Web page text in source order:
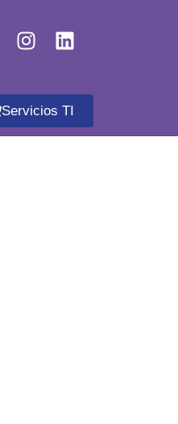
Servicios TI